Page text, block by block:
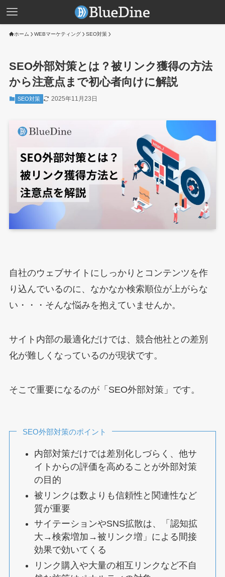
ホーム WEBマーケティング SEO対策
SEO外部対策とは？被リンク獲得の方法
から注意点まで初心者向けに解説
SEO対策 2025年11月23日
自社のウェブサイトにしっかりとコンテンツを作
り込んでいるのに、なかなか検索順位が上がらな
い・・・そんな悩みを抱えていませんか。
サイト内部の最適化だけでは、競合他社との差別
化が難しくなっているのが現状です。
そこで重要になるのが「SEO外部対策」です。
SEO外部対策のポイント
内部対策だけでは差別化しづらく、他サ
イトからの評価を高めることが外部対策
の目的
被リンクは数よりも信頼性と関連性など
質が重要
サイテーションやSNS拡散は、「認知拡
大→検索増加→被リンク増」による間接
効果で効いてくる
リンク購入や大量の相互リンクなど不自